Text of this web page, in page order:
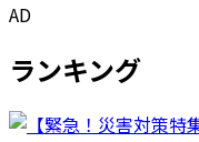
AD
ランキング